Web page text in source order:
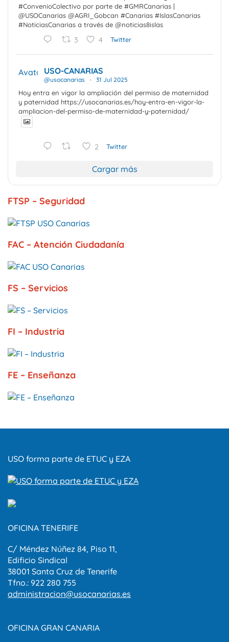
#ConvenioColectivo por parte de #GMRCanarias |
@USOCanarias @AGRI_Gobcan #Canarias #IslasCanarias
#NoticiasCanarias a través de @noticias8islas
3 4 Twitter
Avatar USO-CANARIAS
@usocanarias · 31 Jul 2025
Hoy entra en vigor la ampliación del permiso de maternidad
y paternidad https://usocanarias.es/hoy-entra-en-vigor-la-
ampliacion-del-permiso-de-maternidad-y-paternidad/
2 Twitter
Cargar más
FTSP – Seguridad
FAC – Atención Ciudadanía
FS – Servicios
FI – Industria
FE – Enseñanza
USO forma parte de ETUC y EZA
OFICINA TENERIFE
C/ Méndez Núñez 84, Piso 11,
Edificio Sindical
38001 Santa Cruz de Tenerife
Tfno.: 922 280 755
administracion@usocanarias.es
OFICINA GRAN CANARIA